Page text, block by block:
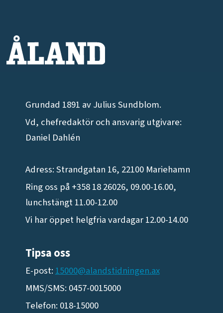
Grundad 1891 av Julius Sundblom.
Vd, chefredaktör och ansvarig utgivare:
Daniel Dahlén
Adress: Strandgatan 16, 22100 Mariehamn
Ring oss på +358 18 26026, 09.00-16.00,
lunchstängt 11.00-12.00
Vi har öppet helgfria vardagar 12.00-14.00
Tipsa oss
E-post:15000@alandstidningen.ax
MMS/SMS: 0457-0015000
Telefon: 018-15000